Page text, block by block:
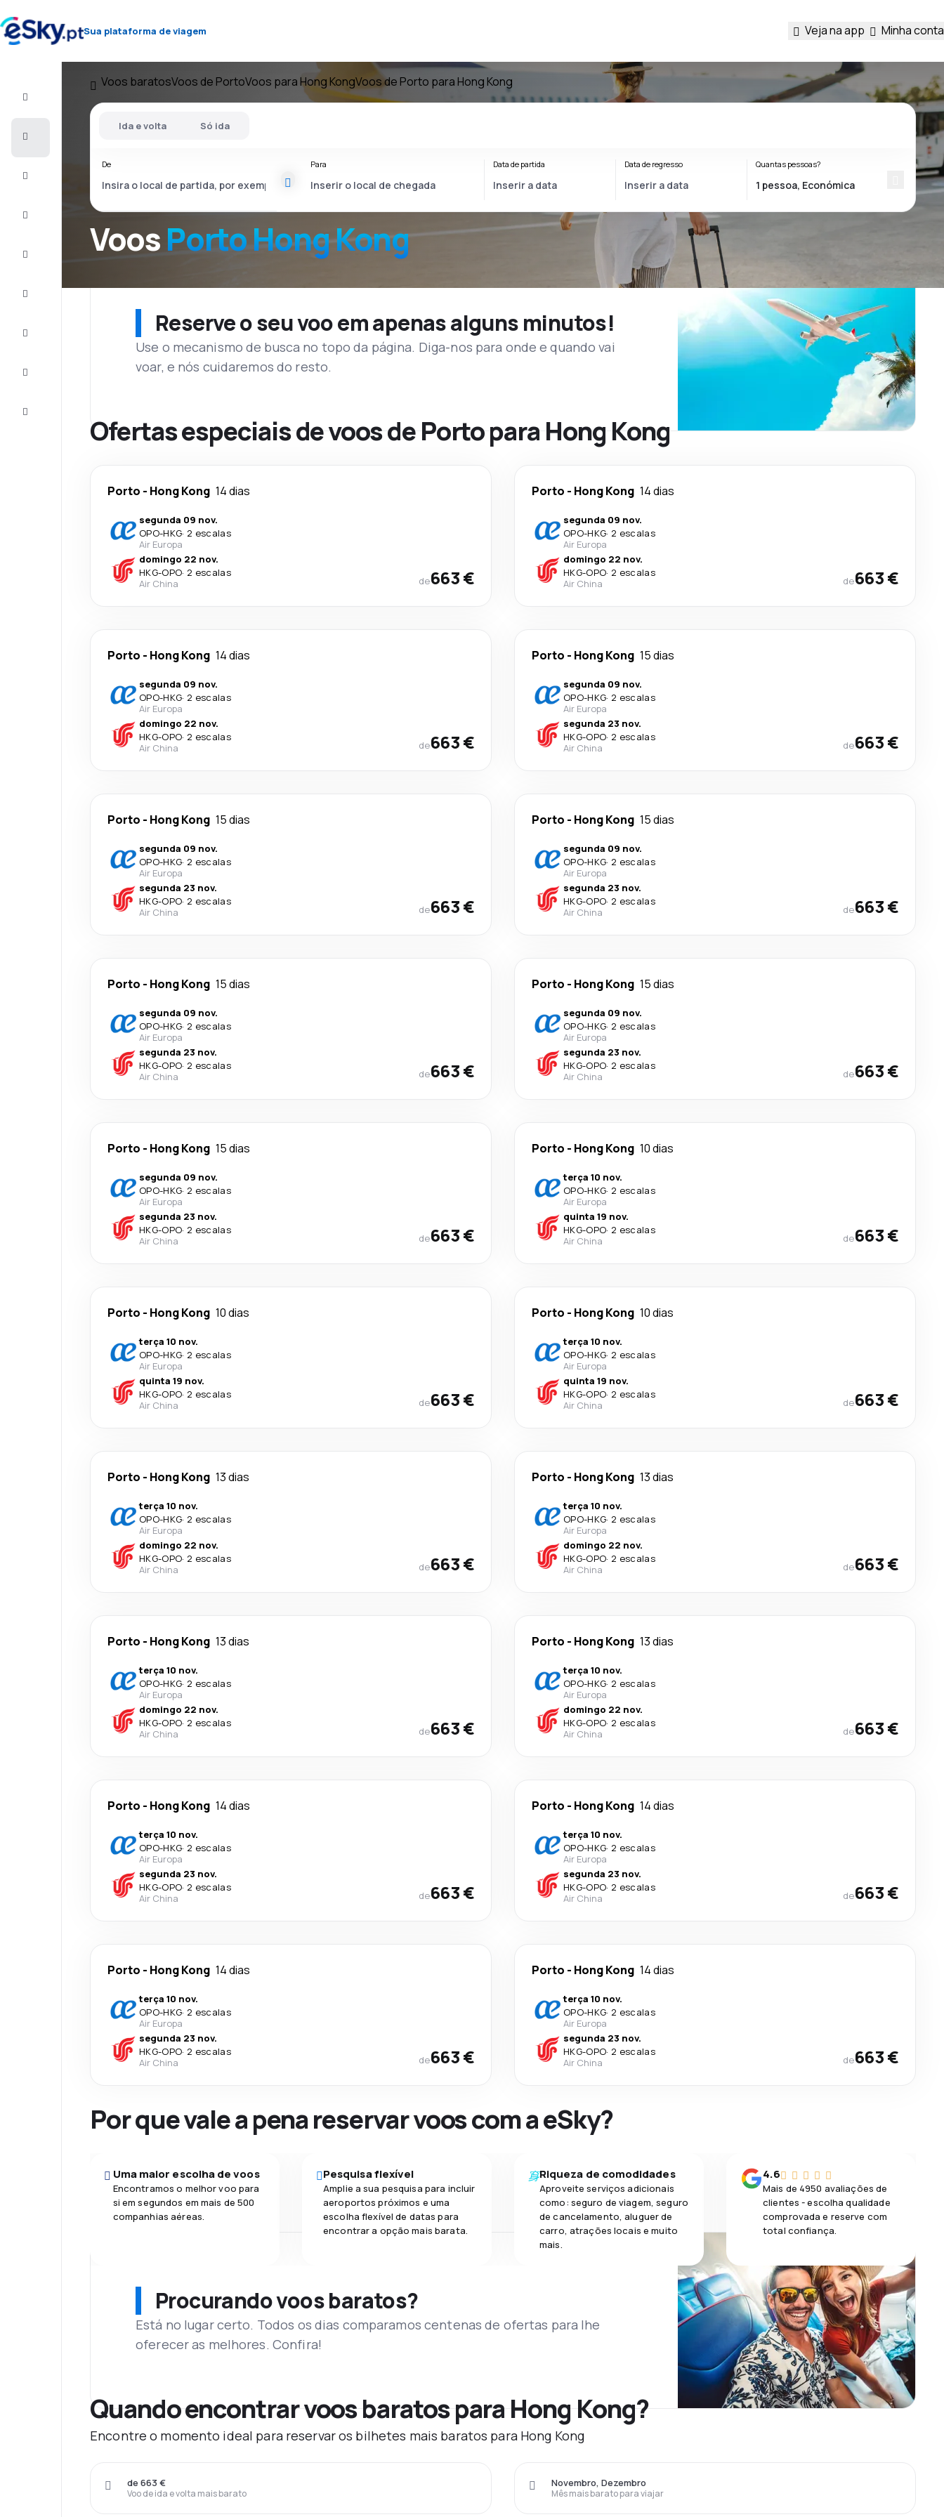
Sua plataforma de viagem Veja na app Minha conta
Voos baratosVoos de PortoVoos para Hong KongVoos de Porto para Hong Kong
VoosPorto Hong Kong
Ida e volta Só ida
De Para Data de partida Data de regresso Quantas pessoas?
Reserve o seu voo em apenas alguns minutos!
Use o mecanismo de busca no topo da página. Diga-nos para onde e quando vai
voar, e nós cuidaremos do resto.
Ofertas especiais de voos de Porto para Hong Kong
Porto - Hong Kong 14 dias
segunda 09 nov.
OPO-HKG· 2 escalas
Air Europa
domingo 22 nov.
HKG-OPO· 2 escalas
Air China
de663 €
Porto - Hong Kong 14 dias
segunda 09 nov.
OPO-HKG· 2 escalas
Air Europa
domingo 22 nov.
HKG-OPO· 2 escalas
Air China
de663 €
Porto - Hong Kong 14 dias
segunda 09 nov.
OPO-HKG· 2 escalas
Air Europa
domingo 22 nov.
HKG-OPO· 2 escalas
Air China
de663 €
Porto - Hong Kong 15 dias
segunda 09 nov.
OPO-HKG· 2 escalas
Air Europa
segunda 23 nov.
HKG-OPO· 2 escalas
Air China
de663 €
Porto - Hong Kong 15 dias
segunda 09 nov.
OPO-HKG· 2 escalas
Air Europa
segunda 23 nov.
HKG-OPO· 2 escalas
Air China
de663 €
Porto - Hong Kong 15 dias
segunda 09 nov.
OPO-HKG· 2 escalas
Air Europa
segunda 23 nov.
HKG-OPO· 2 escalas
Air China
de663 €
Porto - Hong Kong 15 dias
segunda 09 nov.
OPO-HKG· 2 escalas
Air Europa
segunda 23 nov.
HKG-OPO· 2 escalas
Air China
de663 €
Porto - Hong Kong 15 dias
segunda 09 nov.
OPO-HKG· 2 escalas
Air Europa
segunda 23 nov.
HKG-OPO· 2 escalas
Air China
de663 €
Porto - Hong Kong 15 dias
segunda 09 nov.
OPO-HKG· 2 escalas
Air Europa
segunda 23 nov.
HKG-OPO· 2 escalas
Air China
de663 €
Porto - Hong Kong 10 dias
terça 10 nov.
OPO-HKG· 2 escalas
Air Europa
quinta 19 nov.
HKG-OPO· 2 escalas
Air China
de663 €
Porto - Hong Kong 10 dias
terça 10 nov.
OPO-HKG· 2 escalas
Air Europa
quinta 19 nov.
HKG-OPO· 2 escalas
Air China
de663 €
Porto - Hong Kong 10 dias
terça 10 nov.
OPO-HKG· 2 escalas
Air Europa
quinta 19 nov.
HKG-OPO· 2 escalas
Air China
de663 €
Porto - Hong Kong 13 dias
terça 10 nov.
OPO-HKG· 2 escalas
Air Europa
domingo 22 nov.
HKG-OPO· 2 escalas
Air China
de663 €
Porto - Hong Kong 13 dias
terça 10 nov.
OPO-HKG· 2 escalas
Air Europa
domingo 22 nov.
HKG-OPO· 2 escalas
Air China
de663 €
Porto - Hong Kong 13 dias
terça 10 nov.
OPO-HKG· 2 escalas
Air Europa
domingo 22 nov.
HKG-OPO· 2 escalas
Air China
de663 €
Porto - Hong Kong 13 dias
terça 10 nov.
OPO-HKG· 2 escalas
Air Europa
domingo 22 nov.
HKG-OPO· 2 escalas
Air China
de663 €
Porto - Hong Kong 14 dias
terça 10 nov.
OPO-HKG· 2 escalas
Air Europa
segunda 23 nov.
HKG-OPO· 2 escalas
Air China
de663 €
Porto - Hong Kong 14 dias
terça 10 nov.
OPO-HKG· 2 escalas
Air Europa
segunda 23 nov.
HKG-OPO· 2 escalas
Air China
de663 €
Porto - Hong Kong 14 dias
terça 10 nov.
OPO-HKG· 2 escalas
Air Europa
segunda 23 nov.
HKG-OPO· 2 escalas
Air China
de663 €
Porto - Hong Kong 14 dias
terça 10 nov.
OPO-HKG· 2 escalas
Air Europa
segunda 23 nov.
HKG-OPO· 2 escalas
Air China
de663 €
Por que vale a pena reservar voos com a eSky?
Uma maior escolha de voos
Encontramos o melhor voo para
si em segundos em mais de 500
companhias aéreas.
Pesquisa flexível
Amplie a sua pesquisa para incluir
aeroportos próximos e uma
escolha flexível de datas para
encontrar a opção mais barata.
Riqueza de comodidades
Aproveite serviços adicionais
como: seguro de viagem, seguro
de cancelamento, aluguer de
carro, atrações locais e muito
mais.
4.6
Mais de 4950 avaliações de
clientes - escolha qualidade
comprovada e reserve com
total confiança.
Procurando voos baratos?
Está no lugar certo. Todos os dias comparamos centenas de ofertas para lhe
oferecer as melhores. Confira!
Quando encontrar voos baratos para Hong Kong?
Encontre o momento ideal para reservar os bilhetes mais baratos para Hong Kong
Voo de ida e volta mais barato
de 663 €
Mês mais barato para viajar
Novembro, Dezembro